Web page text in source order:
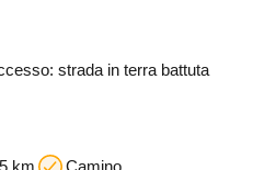
strada in terra battuta